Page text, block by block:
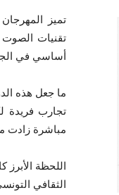
تميز
أساسي في
تجارب فريدة
مباشرة زادت
الثقافي